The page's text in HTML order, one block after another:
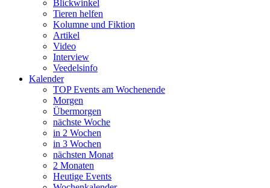
Blickwinkel
Tieren helfen
Kolumne und Fiktion
Artikel
Video
Interview
Veedelsinfo
Kalender
TOP Events am Wochenende
Morgen
Übermorgen
nächste Woche
in 2 Wochen
in 3 Wochen
nächsten Monat
2 Monaten
Heutige Events